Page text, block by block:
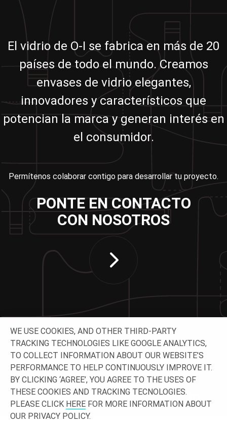
El vidrio de O-I se fabrica en más de 20
países de todo el mundo. Creamos
envases de vidrio elegantes,
innovadores y característicos que
potencian la marca y generan interés en
el consumidor.
Permítenos colaborar contigo para desarrollar tu proyecto.
PONTE EN CONTACTO
CON NOSOTROS
WE USE COOKIES, AND OTHER THIRD-PARTY
TRACKING TECHNOLOGIES LIKE GOOGLE ANALYTICS,
TO COLLECT INFORMATION ABOUT OUR WEBSITE’S
PERFORMANCE TO HELP CONTINUOUSLY IMPROVE IT.
BY CLICKING ‘AGREE’, YOU AGREE TO THE USES OF
THESE COOKIES AND TRACKING TECNOLOGIES.
PLEASE CLICK HERE FOR MORE INFORMATION ABOUT
OUR PRIVACY POLICY.